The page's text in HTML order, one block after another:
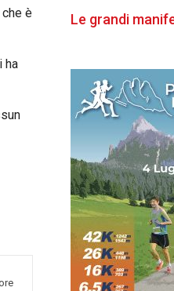
è
ha
Le grandi